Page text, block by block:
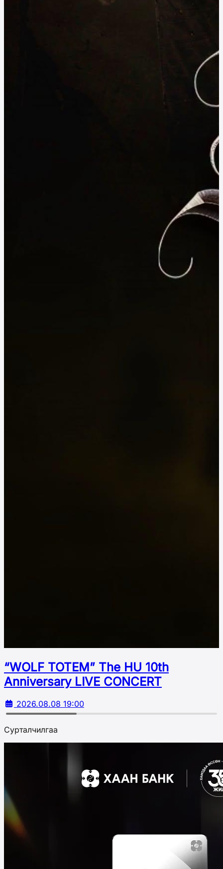
“WOLF TOTEM” The HU 10th
Аnniversary LIVE CONCERT
2026.08.08 19:00
Сурталчилгаа